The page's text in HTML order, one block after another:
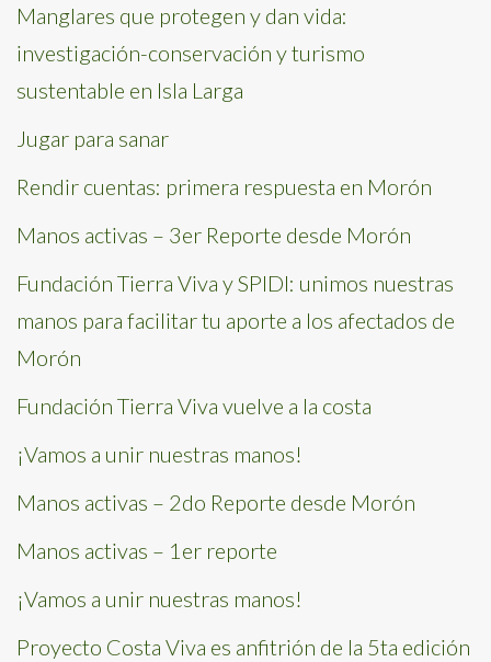
Manglares que protegen y dan vida:
investigación-conservación y turismo
sustentable en Isla Larga
Jugar para sanar
Rendir cuentas: primera respuesta en Morón
Manos activas – 3er Reporte desde Morón
Fundación Tierra Viva y SPIDI: unimos nuestras
manos para facilitar tu aporte a los afectados de
Morón
Fundación Tierra Viva vuelve a la costa
¡Vamos a unir nuestras manos!
Manos activas – 2do Reporte desde Morón
Manos activas – 1er reporte
¡Vamos a unir nuestras manos!
Proyecto Costa Viva es anfitrión de la 5ta edición